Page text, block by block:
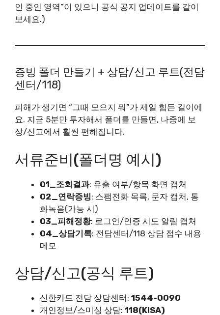
인 중인 영역”이 있으니 공식 공지 업데이트를 같이
보세요.)
증빙 폴더 만들기 + 상담/신고 루트(전담
센터/118)
피해가 생기면 “그때 모으지 뭐”가 제일 힘든 길이에
요. 지금 5분만 투자해서 폴더를 만들면, 나중에 보
상/신고에서 훨씬 편해집니다.
서류준비(폴더명 예시)
01_조회결과: 유출 여부/항목 화면 캡처
02_연락증빙: 스팸전화 목록, 문자 캡처, 통
화녹음(가능 시)
03_피해정황: 로그인/인증 시도 알림 캡처
04_상담기록: 전담센터/118 상담 접수 내용
메모
상담/신고(공식 루트)
신한카드 전담 상담센터: 1544-0090
개인정보/스미싱 상담: 118(KISA)